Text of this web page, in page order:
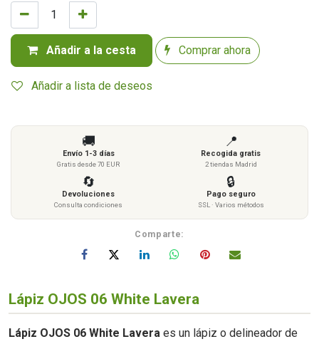
Añadir a la cesta Comprar ahora
Añadir a lista de deseos
🚚
Envío 1-3 días
Gratis desde 70 EUR
📍
Recogida gratis
2 tiendas Madrid
🔄
Devoluciones
Consulta condiciones
🔒
Pago seguro
SSL · Varios métodos
Comparte:
Lápiz OJOS 06 White Lavera
Lápiz OJOS 06 White Lavera es un lápiz o delineador de